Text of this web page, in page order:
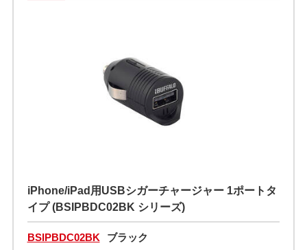
iPhone/iPad用USBシガーチャージャー 1ポートタ
イプ (BSIPBDC02BK シリーズ)
BSIPBDC02BK ブラック